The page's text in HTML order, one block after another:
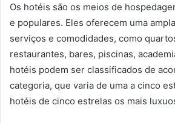
Os hotéis são os meios de
e populares. Eles oferecem uma
serviços e comodidades, como
restaurantes, bares, piscinas,
hotéis podem ser classificados de
categoria, que varia de uma a cinco
hotéis de cinco estrelas os mais